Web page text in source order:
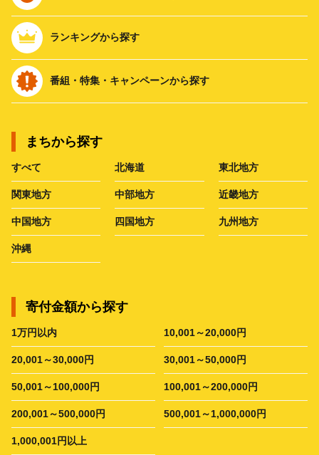
ランキングから探す
番組・特集・キャンペーンから探す
まちから探す
すべて 北海道 東北地方
関東地方 中部地方 近畿地方
中国地方 四国地方 九州地方
沖縄
寄付金額から探す
1万円以内 10,001～20,000円
20,001～30,000円 30,001～50,000円
50,001～100,000円 100,001～200,000円
200,001～500,000円 500,001～1,000,000円
1,000,001円以上